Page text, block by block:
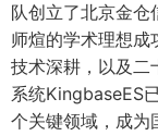
队创立了北京金仓
师煊的学术理想成
技术深耕，以及二
系统KingbaseES
个关键领域，成为